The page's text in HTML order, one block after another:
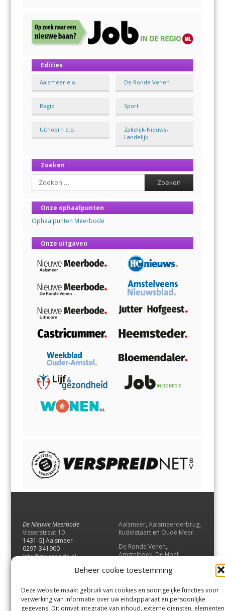
Beheer cookie toestemming
Deze website maakt gebruik van cookies en soortgelijke functies voor
verwerking van informatie over uw eindapparaat en persoonlijke
gegevens. Dit omvat integratie van inhoud, externe diensten, elementen
Edities
Aalsmeer e.o. De Ronde Venen
Regio Sport
Uithoorn e.o.
Zakelijk-Nieuws-
Landelijk
Zoeken
Search
Onze ophaalpunten
Ophaalpunten Meerbode
Onze uitgaven
De Nieuwe Meerbode
Visserstraat 10
1431 GJ Aalsmeer
0297-341900
info@meerbode.nl
Aalsmeer, Aalsmeerderbrug,
Kudelstaart en Oude Meer.
De Ronde Venen,
Amstelhoek,De Hoef,
Vrouwenakker,Waverveen
UithoornenDe Kwakel.